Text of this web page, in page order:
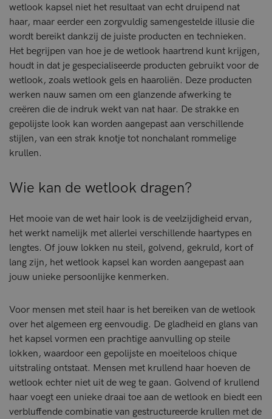
wetlook kapsel niet het resultaat van echt druipend nat
haar, maar eerder een zorgvuldig samengestelde illusie die
wordt bereikt dankzij de juiste producten en technieken.
Het begrijpen van hoe je de wetlook haartrend kunt krijgen,
houdt in dat je gespecialiseerde producten gebruikt voor de
wetlook, zoals wetlook gels en haaroliën. Deze producten
werken nauw samen om een glanzende afwerking te
creëren die de indruk wekt van nat haar. De strakke en
gepolijste look kan worden aangepast aan verschillende
stijlen, van een strak knotje tot nonchalant rommelige
krullen.
Wie kan de wetlook dragen?
Het mooie van de wet hair look is de veelzijdigheid ervan,
het werkt namelijk met allerlei verschillende haartypes en
lengtes. Of jouw lokken nu steil, golvend, gekruld, kort of
lang zijn, het wetlook kapsel kan worden aangepast aan
jouw unieke persoonlijke kenmerken.
Voor mensen met steil haar is het bereiken van de wetlook
over het algemeen erg eenvoudig. De gladheid en glans van
het kapsel vormen een prachtige aanvulling op steile
lokken, waardoor een gepolijste en moeiteloos chique
uitstraling ontstaat. Mensen met krullend haar hoeven de
wetlook echter niet uit de weg te gaan. Golvend of krullend
haar voegt een unieke draai toe aan de wetlook en biedt een
verbluffende combinatie van gestructureerde krullen met de